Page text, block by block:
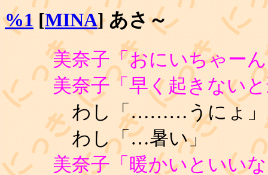
%1 [MINA] あさ～
美奈子「おにいちゃー
美奈子「早く起きない
わし「………うにょ」
わし「…暑い」
美奈子「暖かいといい